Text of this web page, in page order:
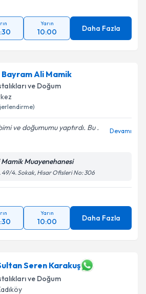
Yarın
10:00 Daha Fazla
Bayram Ali Mamik
ve Doğum
ve doğumumu yaptırdı. Bu .
Devamı
Muayenehanesi
4. Sokak, Hisar Ofisleri No: 306
Yarın
10:00 Daha Fazla
Seren Karakuş
ve Doğum